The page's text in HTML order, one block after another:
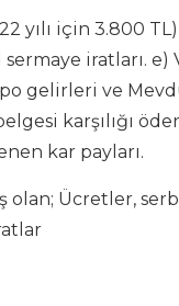
yılı için 3.800
iratları. e)
gelirleri ve
karşılığı
kar payları.
Ücretler,